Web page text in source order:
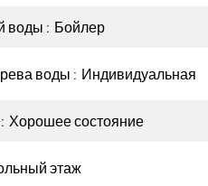
воды Бойлер
воды Индивидуальная
Хорошее состояние
этаж